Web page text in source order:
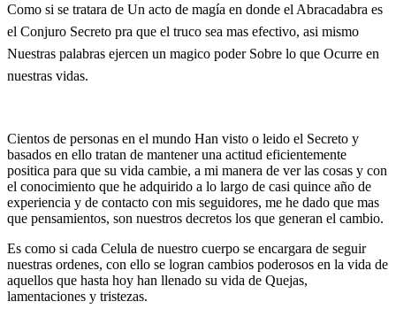
Como si se tratara de Un acto de magía en donde el Abracadabra es
el Conjuro Secreto pra que el truco sea mas efectivo, asi mismo
Nuestras palabras ejercen un magico poder Sobre lo que Ocurre en
nuestras vidas.
Cientos de personas en el mundo Han visto o leido el Secreto y
basados en ello tratan de mantener una actitud eficientemente
positica para que su vida cambie, a mi manera de ver las cosas y con
el conocimiento que he adquirido a lo largo de casi quince año de
experiencia y de contacto con mis seguidores, me he dado que mas
que pensamientos, son nuestros decretos los que generan el cambio.
Es como si cada Celula de nuestro cuerpo se encargara de seguir
nuestras ordenes, con ello se logran cambios poderosos en la vida de
aquellos que hasta hoy han llenado su vida de Quejas,
lamentaciones y tristezas.